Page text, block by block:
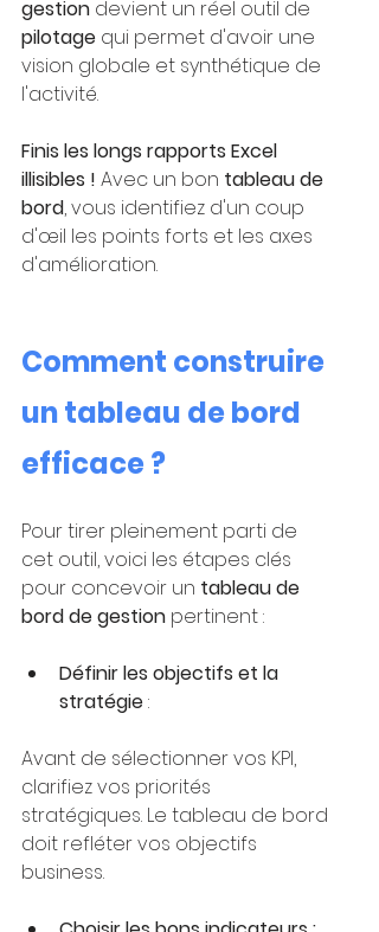
gestion devient un réel outil de
pilotage qui permet d'avoir une
vision globale et synthétique de
l'activité.
Finis les longs rapports Excel
illisibles ! Avec un bon tableau de
bord, vous identifiez d'un coup
d'œil les points forts et les axes
d'amélioration.
Comment construire
un tableau de bord
efficace ?
Pour tirer pleinement parti de
cet outil, voici les étapes clés
pour concevoir un tableau de
bord de gestion pertinent :
Définir les objectifs et la
stratégie :
Avant de sélectionner vos KPI,
clarifiez vos priorités
stratégiques. Le tableau de bord
doit refléter vos objectifs
business.